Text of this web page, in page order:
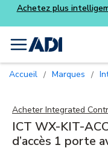
Achetez plus
menu
Accueil / Marques /
Acheter Integrated
ICT WX-KIT-
d’accès 1 porte